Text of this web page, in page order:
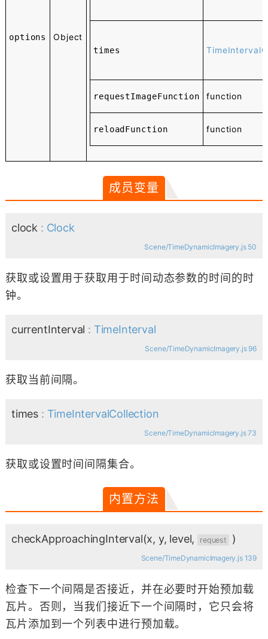
options Object
times
requestImageFunction function
reloadFunction function
成员变量
clock : Clock
Scene/TimeDynamicImagery.js 50
获取或设置用于获取用于时间动态参数的时间的时
钟。
currentInterval : TimeInterval
Scene/TimeDynamicImagery.js 96
获取当前间隔。
times : TimeIntervalCollection
Scene/TimeDynamicImagery.js 73
获取或设置时间间隔集合。
内置方法
checkApproachingInterval(x, y, level, request )
Scene/TimeDynamicImagery.js 139
检查下一个间隔是否接近，并在必要时开始预加载
瓦片。否则，当我们接近下一个间隔时，它只会将
瓦片添加到一个列表中进行预加载。